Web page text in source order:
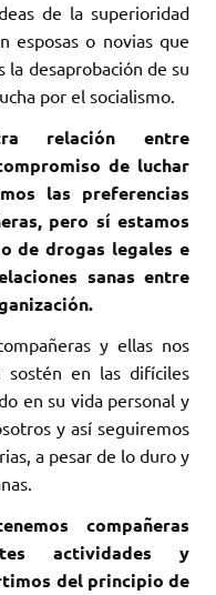
de la superioridad
esposas o novias que
la desaprobación de su
por el socialismo.
relación entre
de luchar
las preferencias
pero sí estamos
de drogas legales e
sanas entre
y ellas nos
sostén en las difíciles
en su vida personal y
y así seguiremos
a pesar de lo duro y
compañeras
actividades y
del principio de